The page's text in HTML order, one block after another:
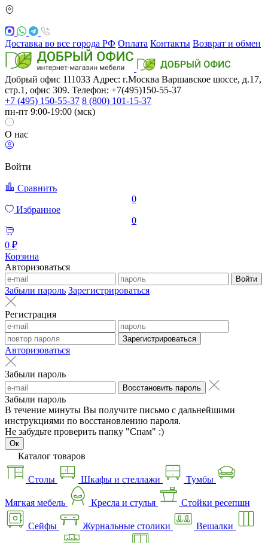
Доставка во все города РФ Оплата Контакты Возврат и обмен
Добрый офис 111033 Адрес: г.Москва Варшавское шоссе, д.17,
стр.1, офис 309. Телефон: +7(495)150-55-37
+7 (495) 150-55-37 8 (800) 101-15-37
пн-пт 9:00-19:00 (мск)
О нас
Войти
Сравнить
0
Избранное
0
0 ₽
Корзина
Авторизоваться
Войти
Забыли пароль Зарегистрироваться
Регистрация
Зарегистрироваться
Авторизоваться
Забыли пароль
Восстановить пароль
Забыли пароль
В течение минуты Вы получите письмо с дальнейшими
инструкциями по восстановлению пароля.
Не забудьте проверить папку "Спам" :)
Ок
Каталог товаров
Столы Шкафы и стеллажи Тумбы
Мягкая мебель Кресла и стулья Стойки ресепшн
Сейфы Журнальные столики Вешалки